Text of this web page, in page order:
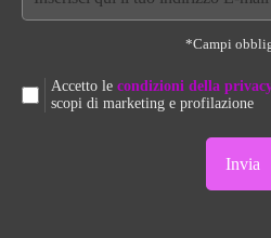
*Campi
Accetto le condizioni della
scopi di marketing e profilazione